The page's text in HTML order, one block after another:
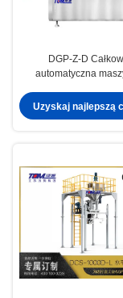
DGP-Z-D
automatyczna
pestycydów 50-
Uzyskaj najlepszą